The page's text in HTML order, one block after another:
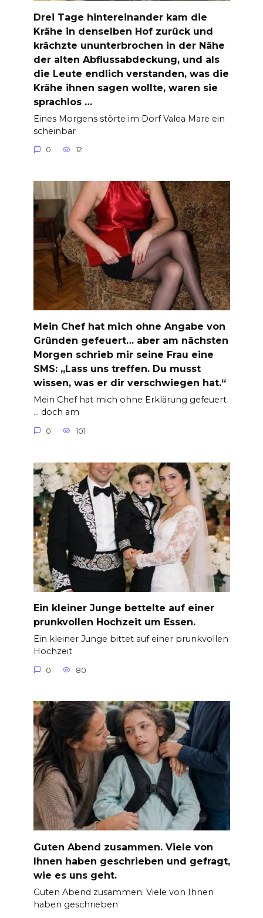
Drei Tage hintereinander kam die
Krähe in denselben Hof zurück und
krächzte ununterbrochen in der Nähe
der alten Abflussabdeckung, und als
die Leute endlich verstanden, was die
Krähe ihnen sagen wollte, waren sie
sprachlos …
Eines Morgens störte im Dorf Valea Mare ein
scheinbar
0 12
Mein Chef hat mich ohne Angabe von
Gründen gefeuert… aber am nächsten
Morgen schrieb mir seine Frau eine
SMS: „Lass uns treffen. Du musst
wissen, was er dir verschwiegen hat.“
Mein Chef hat mich ohne Erklärung gefeuert
… doch am
0 101
Ein kleiner Junge bettelte auf einer
prunkvollen Hochzeit um Essen.
Ein kleiner Junge bittet auf einer prunkvollen
Hochzeit
0 80
Guten Abend zusammen. Viele von
Ihnen haben geschrieben und gefragt,
wie es uns geht.
Guten Abend zusammen. Viele von Ihnen
haben geschrieben